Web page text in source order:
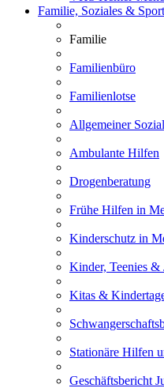
Familie, Soziales & Sport
Familie
Familienbüro
Familienlotse
Allgemeiner
Ambulante Hilfen
Drogenberatung
Frühe Hilfen in
Kinderschutz in
Kinder, Teenies &
Kitas &
Stationäre Hilfen
Geschäftsbericht